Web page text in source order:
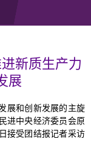
新质生产力
展
展和创新发展的主旋
进中央经济委员会原
接受团结报记者采访